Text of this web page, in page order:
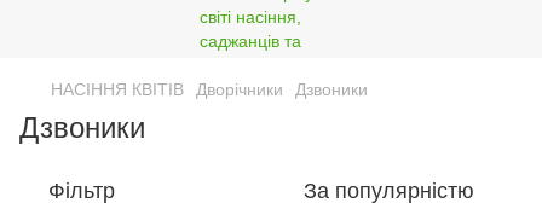
НАСІННЯ КВІТІВ Дворічники Дзвоники
Дзвоники
Фільтр За популярністю